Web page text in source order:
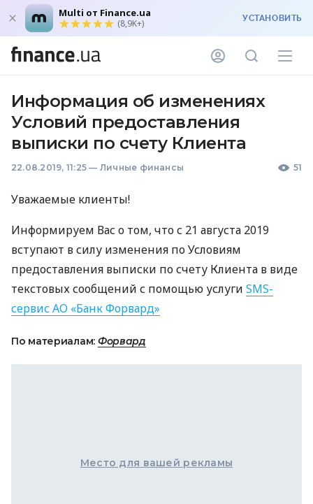
Multi от Finance.ua
(8,9K+) УСТАНОВИТЬ
Информация об изменениях
Условий предоставления
выписки по счету Клиента
22.08.2019, 11:25 — Личные финансы 51
Уважаемые клиенты!
Информируем Вас о том, что с 21 августа 2019
вступают в силу изменения по Условиям
предоставления выписки по счету Клиента в виде
текстовых сообщений с помощью услуги SMS-
сервис АО «Банк Форвард»
По материалам: Форвард
Место для вашей рекламы